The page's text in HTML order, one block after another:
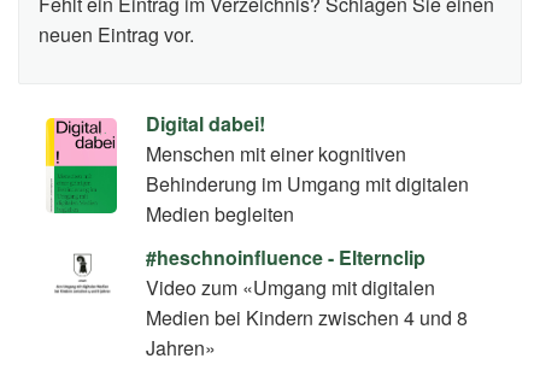
Digital dabei!
Menschen mit einer kognitiven
Behinderung im Umgang mit digitalen
Medien begleiten
#heschnoinfluence - Elternclip
Video zum «Umgang mit digitalen
Medien bei Kindern zwischen 4 und 8
Jahren»
neuen Eintrag vor.